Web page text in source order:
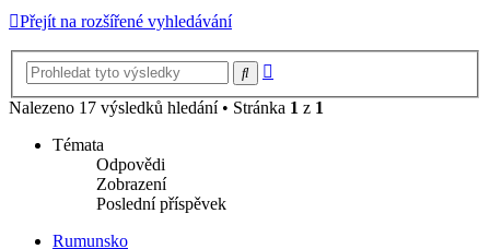
Přejít na rozšířené vyhledávání
Hledat
Nalezeno 17 výsledků hledání • Stránka 1 z 1
Témata
Odpovědi
Zobrazení
Poslední příspěvek
Rumunsko